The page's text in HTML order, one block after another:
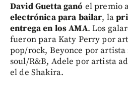
David Guettaganó el premio
electrónica para bailar, la
entrega en los AMA. Los
fueron para Katy Perry por
pop/rock, Beyonce por
soul/R&B, Adele por artista
el de Shakira.